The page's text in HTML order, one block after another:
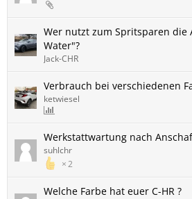
Wer nutzt zum Spritsparen die
Water"?
Jack-CHR
Verbrauch bei verschiedenen
ketwiesel
Werkstattwartung nach
2
suhlchr
Welche Farbe hat euer C-HR ?